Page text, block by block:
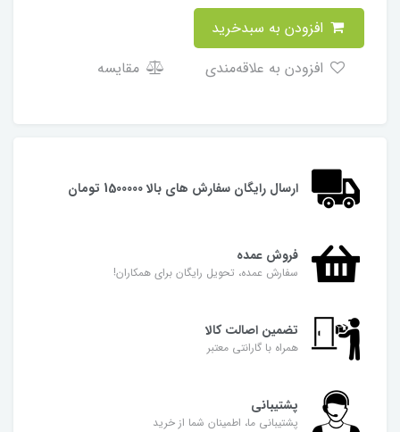
مقایسه
ارسال رایگان سفارش های بالا 1500000 تومان
فروش عمده
سفارش عمده، تحویل رایگان برای همکاران!
تضمین اصالت کالا
همراه با گارانتی معتبر
پشتیبانی
پشتیبانی ما، اطمینان شما از خرید